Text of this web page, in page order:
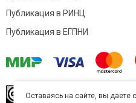
Публикация в РИНЦ
Публикация в ЕГПНИ
Оставаясь на сайте, вы даете